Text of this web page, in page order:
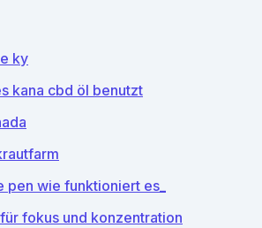
ky
kana cbd öl benutzt
pen wie funktioniert es_
fokus und konzentration